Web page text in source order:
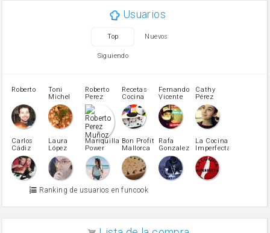
Harina para bizcocho
patatas
pimiento rojo
Pimentón
pimiento verde
miel
vino blanco
Azúcar glass
Azúcar moreno
Zumo de limón
arroz
Usuarios
Top Nuevos
Siguiendo
Roberto
Toni
Michel
Caubet
Roberto
Perez
Muñoz
Recetas
Cocina
Fernando
Vicente
Cathy
Pérez
Carlos
Cádiz
Laura
López
Martínez
Mariquilla
Power
Bon Profit
Mallorca
Rafa
Gonzalez
La Cocina
Imperfecta
Ranking de usuarios en funcook